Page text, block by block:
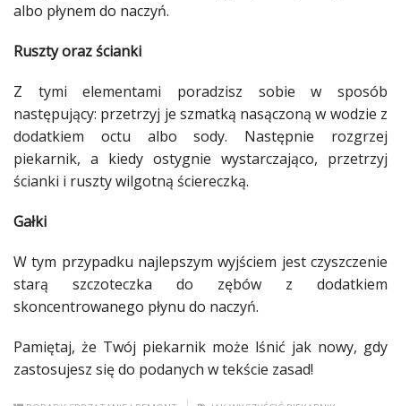
albo płynem do naczyń.
Ruszty oraz ścianki
Z tymi elementami poradzisz sobie w sposób
następujący: przetrzyj je szmatką nasączoną w wodzie z
dodatkiem octu albo sody. Następnie rozgrzej
piekarnik, a kiedy ostygnie wystarczająco, przetrzyj
ścianki i rusztywilgotną ściereczką.
Gałki
W tym przypadku najlepszym wyjściem jest czyszczenie
starą szczoteczka do zębów z dodatkiem
skoncentrowanego płynu do naczyń.
Pamiętaj, że Twój piekarnik może lśnić jak nowy, gdy
zastosujesz się do podanych w tekście zasad!